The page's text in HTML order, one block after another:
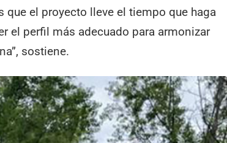
que el proyecto lleve el tiempo que haga
el perfil más adecuado para armonizar
sostiene.